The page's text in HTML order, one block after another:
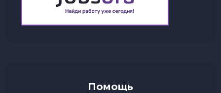
Помощь